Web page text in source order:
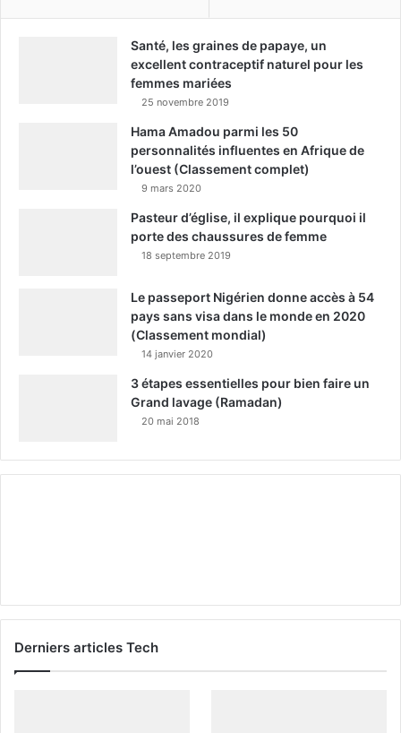
Santé, les graines de papaye, un
excellent contraceptif naturel pour les
femmes mariées
25 novembre 2019
Hama Amadou parmi les 50
personnalités influentes en Afrique de
l’ouest (Classement complet)
9 mars 2020
Pasteur d’église, il explique pourquoi il
porte des chaussures de femme
18 septembre 2019
Le passeport Nigérien donne accès à 54
pays sans visa dans le monde en 2020
(Classement mondial)
14 janvier 2020
3 étapes essentielles pour bien faire un
Grand lavage (Ramadan)
20 mai 2018
Derniers articles Tech